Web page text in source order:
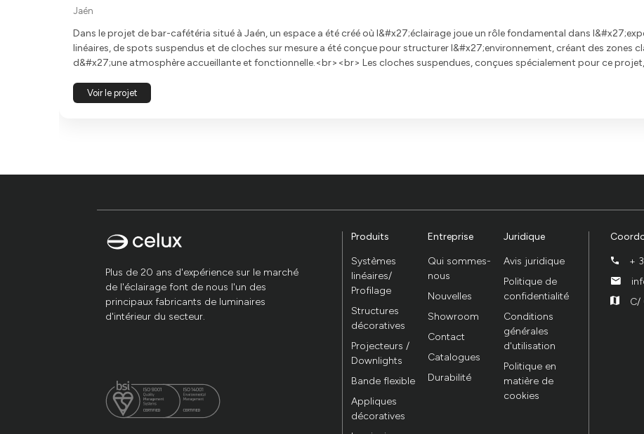
Jaén
Dans le projet de bar-cafétéria situé à Jaén, un espace a été créé où l&#x27;éclairage joue un rôle fondamental dans
linéaires, de spots suspendus et de cloches sur mesure a été conçue pour structurer l&#x27;environnement, créant des zones
d&#x27;une atmosphère accueillante et fonctionnelle.<br><br> Les cloches suspendues, conçues spécialement pour ce projet, s&#x27;intègrent harmonieusement dans
également l&#x27;identité du bar-café, créant un environnement attrayant et confortable pour les visiteurs.<br><br> Le choix de l&#x27;éclairage a été pensé dès la conception,
dans le but d&#x27;améliorer le confort visuel et d&#x27;offrir une cohérence esthétique à l&#x27;espace. La lumière
Voir le projet
Plus de 20 ans d'expérience sur le marché
de l'éclairage font de nous l'un des
principaux fabricants de luminaires
d'intérieur du secteur.
Produits
Systèmes
linéaires/
Profilage
Structures
décoratives
Projecteurs /
Downlights
Bande flexible
Appliques
décoratives
Entreprise
Qui sommes-
nous
Nouvelles
Showroom
Contact
Catalogues
Durabilité
Juridique
Avis juridique
Politique de
confidentialité
Conditions
générales
d'utilisation
Politique en
matière de
cookies
+
C/